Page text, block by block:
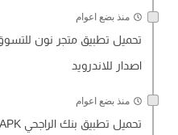
منذ بضع اعوام
اصدار للاندرويد
منذ بضع اعوام